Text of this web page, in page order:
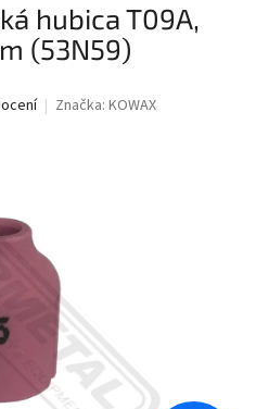
hubica T09A,
(53N59)
Značka: KOWAX